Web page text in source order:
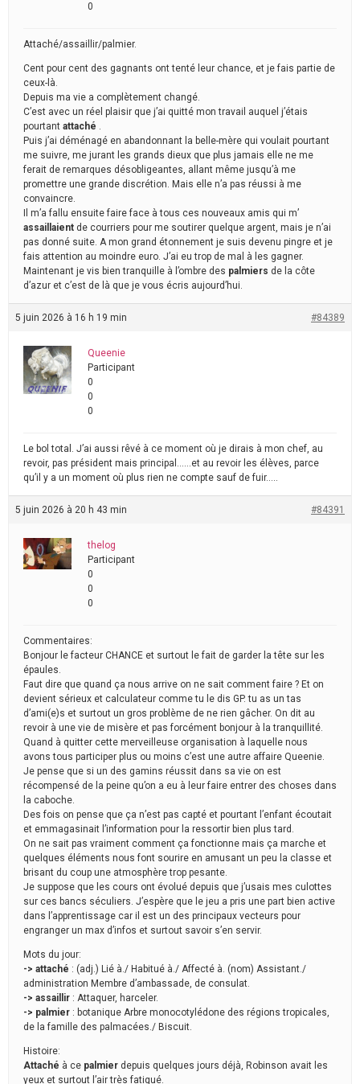
0
Attaché/assaillir/palmier.
Cent pour cent des gagnants ont tenté leur chance, et je fais partie de
ceux-là.
Depuis ma vie a complètement changé.
C’est avec un réel plaisir que j’ai quitté mon travail auquel j’étais
pourtant attaché .
Puis j’ai déménagé en abandonnant la belle-mère qui voulait pourtant
me suivre, me jurant les grands dieux que plus jamais elle ne me
ferait de remarques désobligeantes, allant même jusqu’à me
promettre une grande discrétion. Mais elle n’a pas réussi à me
convaincre.
Il m’a fallu ensuite faire face à tous ces nouveaux amis qui m’
assaillaient de courriers pour me soutirer quelque argent, mais je n’ai
pas donné suite. A mon grand étonnement je suis devenu pingre et je
fais attention au moindre euro. J’ai eu trop de mal à les gagner.
Maintenant je vis bien tranquille à l’ombre des palmiers de la côte
d’azur et c’est de là que je vous écris aujourd’hui.
5 juin 2026 à 16 h 19 min #84389
Queenie
Participant
0
0
0
Le bol total. J’ai aussi rêvé à ce moment où je dirais à mon chef, au
revoir, pas président mais principal……et au revoir les élèves, parce
qu’il y a un moment où plus rien ne compte sauf de fuir…..
5 juin 2026 à 20 h 43 min #84391
thelog
Participant
0
0
0
Commentaires:
Bonjour le facteur CHANCE et surtout le fait de garder la tête sur les
épaules.
Faut dire que quand ça nous arrive on ne sait comment faire ? Et on
devient sérieux et calculateur comme tu le dis GP. tu as un tas
d’ami(e)s et surtout un gros problème de ne rien gâcher. On dit au
revoir à une vie de misère et pas forcément bonjour à la tranquillité.
Quand à quitter cette merveilleuse organisation à laquelle nous
avons tous participer plus ou moins c’est une autre affaire Queenie.
Je pense que si un des gamins réussit dans sa vie on est
récompensé de la peine qu’on a eu à leur faire entrer des choses dans
la caboche.
Des fois on pense que ça n’est pas capté et pourtant l’enfant écoutait
et emmagasinait l’information pour la ressortir bien plus tard.
On ne sait pas vraiment comment ça fonctionne mais ça marche et
quelques éléments nous font sourire en amusant un peu la classe et
brisant du coup une atmosphère trop pesante.
Je suppose que les cours ont évolué depuis que j’usais mes culottes
sur ces bancs séculiers. J’espère que le jeu a pris une part bien active
dans l’apprentissage car il est un des principaux vecteurs pour
engranger un max d’infos et surtout savoir s’en servir.
Mots du jour:
-> attaché : (adj.) Lié à./ Habitué à./ Affecté à. (nom) Assistant./
administration Membre d’ambassade, de consulat.
-> assaillir : Attaquer, harceler.
-> palmier : botanique Arbre monocotylédone des régions tropicales,
de la famille des palmacées./ Biscuit.
Histoire:
Attaché à ce palmier depuis quelques jours déjà, Robinson avait les
yeux et surtout l’air très fatigué.